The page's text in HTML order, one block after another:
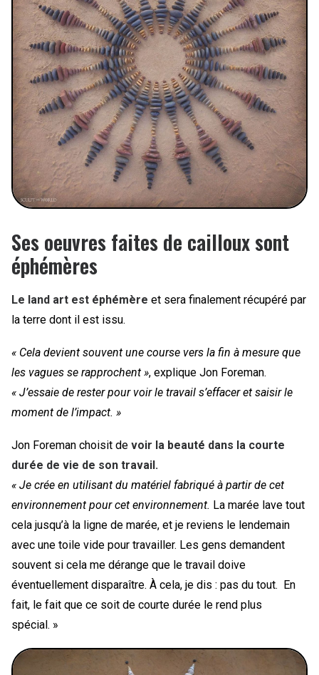
Ses oeuvres faites de cailloux sont
éphémères
Le land art est éphémère et sera finalement récupéré par
la terre dont il est issu.
« Cela devient souvent une course vers la fin à mesure que
les vagues se rapprochent », explique Jon Foreman.
« J’essaie de rester pour voir le travail s’effacer et saisir le
moment de l’impact. »
Jon Foreman choisit de voir la beauté dans la courte
durée de vie de son travail.
« Je crée en utilisant du matériel fabriqué à partir de cet
environnement pour cet environnement. La marée lave tout
cela jusqu’à la ligne de marée, et je reviens le lendemain
avec une toile vide pour travailler. Les gens demandent
souvent si cela me dérange que le travail doive
éventuellement disparaître. À cela, je dis : pas du tout. En
fait, le fait que ce soit de courte durée le rend plus
spécial. »